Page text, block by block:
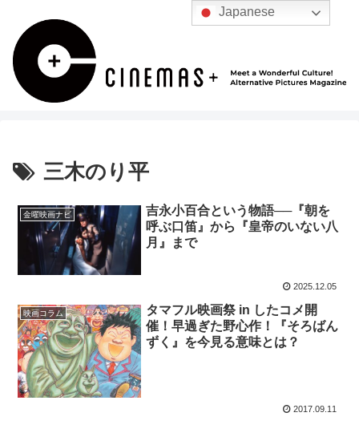
三木のり平
金曜映画ナビ
吉永小百合という物語──『朝を
呼ぶ口笛』から『皇帝のいない八
月』まで
2025.12.05
映画コラム
タマフル映画祭 in したコメ開
催！早過ぎた野心作！『そろばん
ずく』を今見る意味とは？
2017.09.11
Japanese